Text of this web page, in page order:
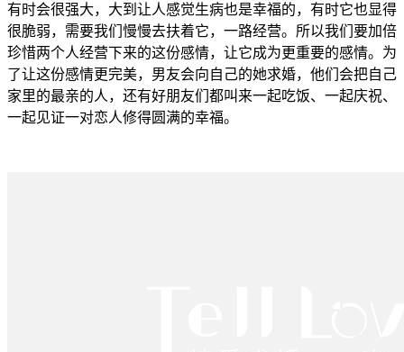
有时会很强大，大到让人感觉生病也是幸福的，有时它也显得
很脆弱，需要我们慢慢去扶着它，一路经营。所以我们要加倍
珍惜两个人经营下来的这份感情，让它成为更重要的感情。为
了让这份感情更完美，男友会向自己的她求婚，他们会把自己
家里的最亲的人，还有好朋友们都叫来一起吃饭、一起庆祝、
一起见证一对恋人修得圆满的幸福。